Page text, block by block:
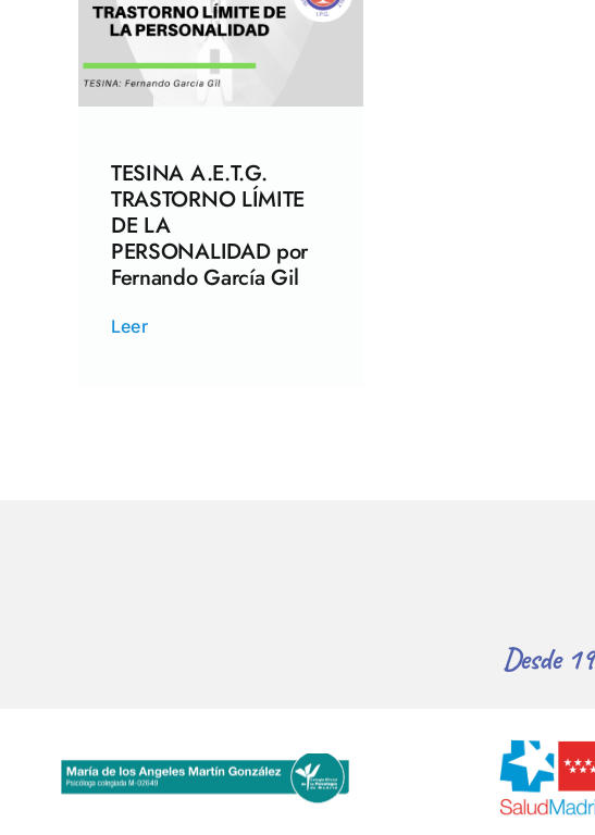
TESINA A.E.T.G.
TRASTORNO LÍMITE
DE LA
PERSONALIDAD por
Fernando García Gil
Leer
Desde